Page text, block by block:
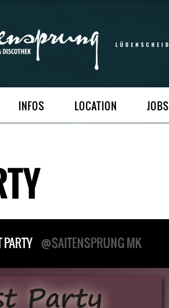
LÜDENSCHEID
INFOS LOCATION JOBS
PARTY @SAITENSPRUNG MK